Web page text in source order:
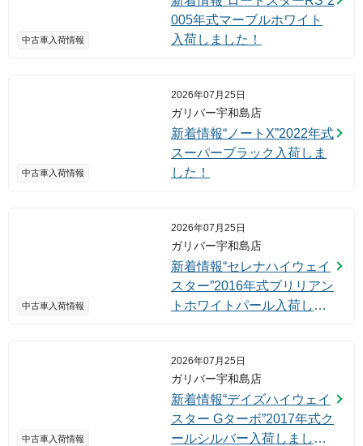
中古車入荷情報
005年式マーブルホワイト
入荷しました！
中古車入荷情報
2026年07月25日
ガリバー宇和島店
新着情報“ノートX”2022年式
スーパーブラック入荷しま
した！
中古車入荷情報
2026年07月25日
ガリバー宇和島店
新着情報“セレナハイウェイ
スター”2016年式ブリリアン
トホワイトパール入荷しま
中古車入荷情報
2026年07月25日
ガリバー宇和島店
新着情報“デイズハイウェイ
スター Gターボ”2017年式ク
ールシルバー入荷しまし